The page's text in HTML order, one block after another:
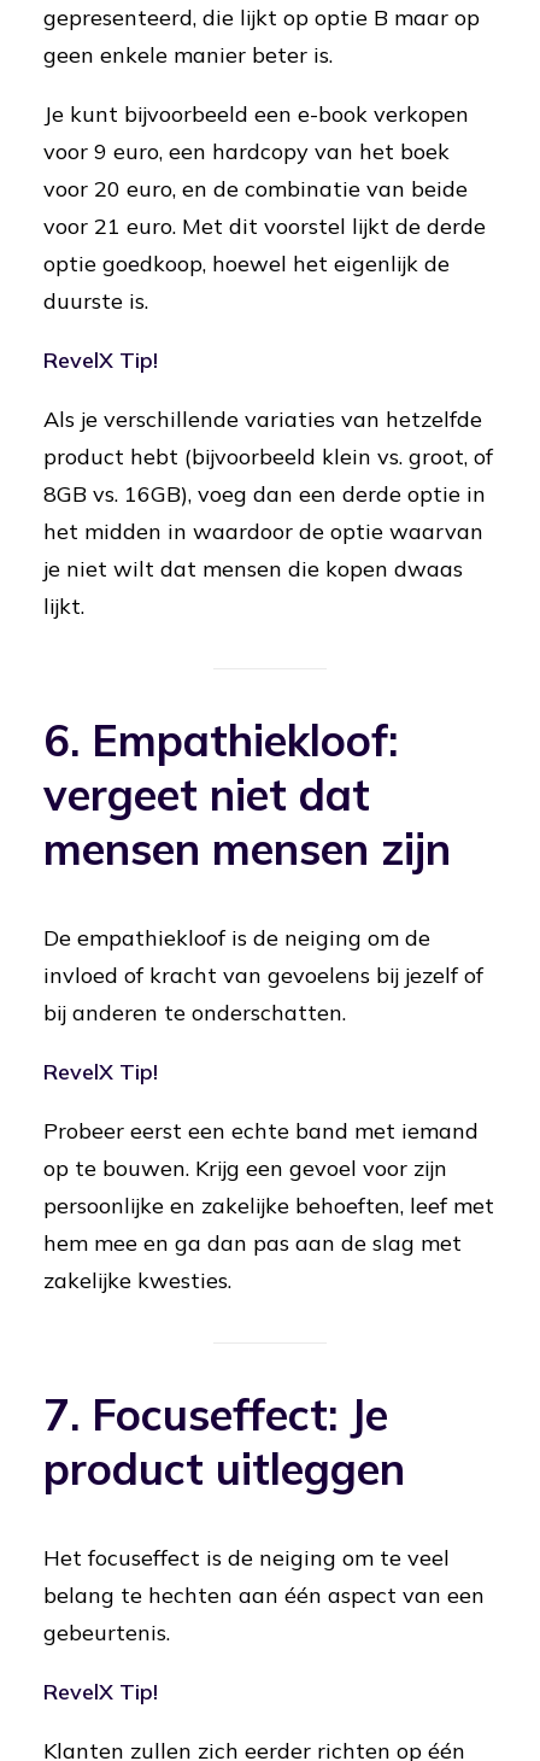
gepresenteerd, die lijkt op optie B maar op
geen enkele manier beter is.
Je kunt bijvoorbeeld een e-book verkopen
voor 9 euro, een hardcopy van het boek
voor 20 euro, en de combinatie van beide
voor 21 euro. Met dit voorstel lijkt de derde
optie goedkoop, hoewel het eigenlijk de
duurste is.
RevelX Tip!
Als je verschillende variaties van hetzelfde
product hebt (bijvoorbeeld klein vs. groot, of
8GB vs. 16GB), voeg dan een derde optie in
het midden in waardoor de optie waarvan
je niet wilt dat mensen die kopen dwaas
lijkt.
6. Empathiekloof:
vergeet niet dat
mensen mensen zijn
De empathiekloof is de neiging om de
invloed of kracht van gevoelens bij jezelf of
bij anderen te onderschatten.
RevelX Tip!
Probeer eerst een echte band met iemand
op te bouwen. Krijg een gevoel voor zijn
persoonlijke en zakelijke behoeften, leef met
hem mee en ga dan pas aan de slag met
zakelijke kwesties.
7. Focuseffect: Je
product uitleggen
Het focuseffect is de neiging om te veel
belang te hechten aan één aspect van een
gebeurtenis.
RevelX Tip!
Klanten zullen zich eerder richten op één